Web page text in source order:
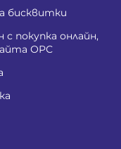
бисквитки
с покупка онлайн,
ОРС